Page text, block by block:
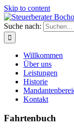
Skip to content
Suche nach:
Willkommen
Über uns
Leistungen
Historie
Kontakt
Fahrtenbuch